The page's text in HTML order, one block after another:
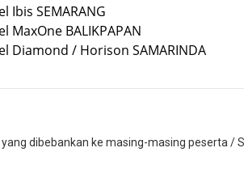
Ibis SEMARANG
MaxOne BALIKPAPAN
Diamond / Horison SAMARINDA
dibebankan ke masing-masing peserta /